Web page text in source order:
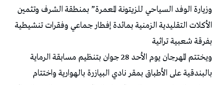
وزيارة الوفد السياحي للزيتونة المعمرة” بمنطقة الشرف وتثمين
الأكلات التقليدية الزمنية بمائدة إفطار جماعي وفقرات تنشيطية
بفرقة شعبية تراثية
ويختتم المهرجان يوم الأحد 28 جوان بتنظيم مسابقة الرماية
بالبندقية على الأطباق بمقر نادي البيازرة بالهوارية واختتام